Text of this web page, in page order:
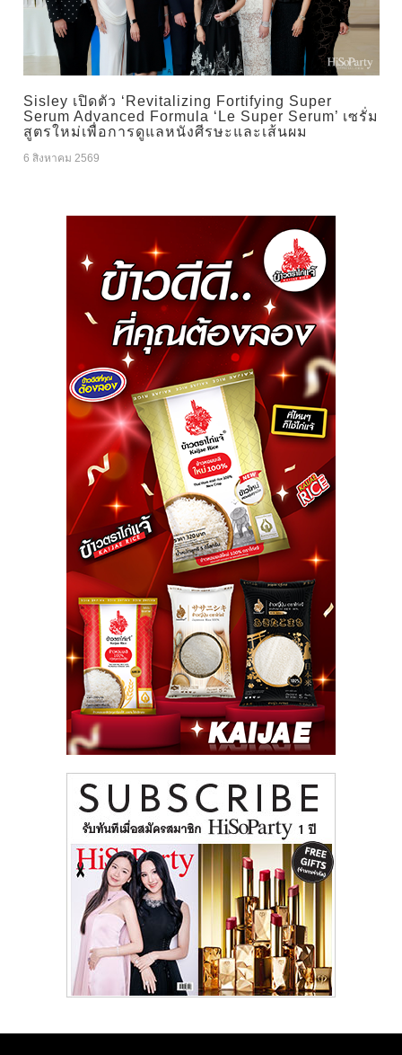
Sisley เปิดตัว ‘Revitalizing Fortifying Super
Serum Advanced Formula ‘Le Super Serum’ เซรั่ม
สูตรใหม่เพื่อการดูแลหนังศีรษะและเส้นผม
6 สิงหาคม 2569